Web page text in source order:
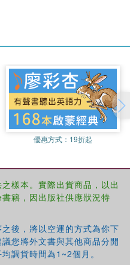
groups in ancient Israel,
優惠方式： 19折起
樣本。實際出貨商品，以出
籍，因出版社供應狀況特
後，將以空運的方式為你下
您將外文書與其他商品分開
調貨時間為1~2個月。